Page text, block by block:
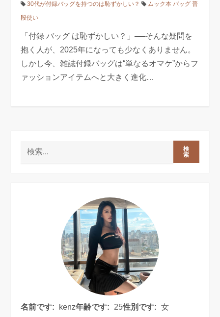
30代が付録バッグを持つのは恥ずかしい？
ムック本 バッグ 普
段使い
「付録 バッグ は恥ずかしい？」──そんな疑問を
抱く人が、2025年になっても少なくありません。
しかし今、雑誌付録バッグは“単なるオマケ”からフ
ァッションアイテムへと大きく進化…
検
索
名前です: kenz年齢です: 25性別です: 女